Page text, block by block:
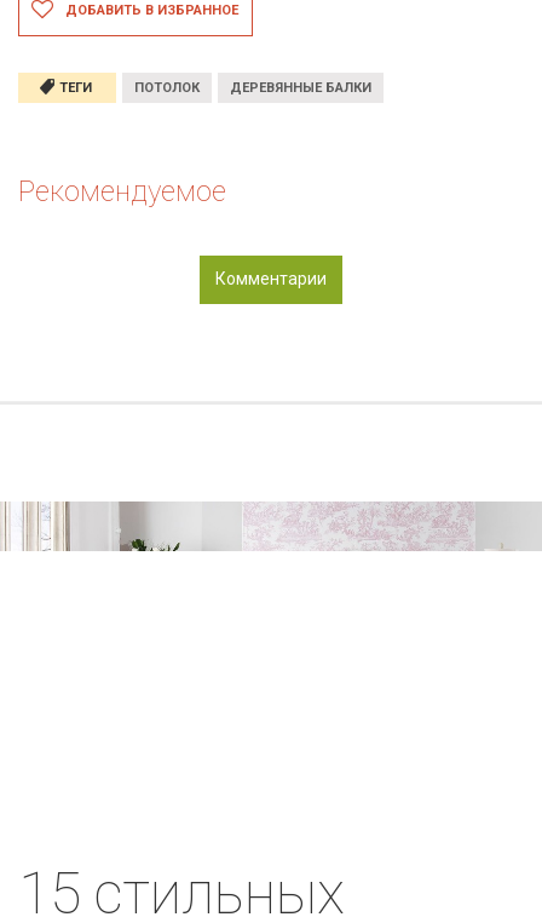
ДОБАВИТЬ В ИЗБРАННОЕ
ТЕГИ ПОТОЛОК ДЕРЕВЯННЫЕ БАЛКИ
Рекомендуемое
Комментарии
15 стильных